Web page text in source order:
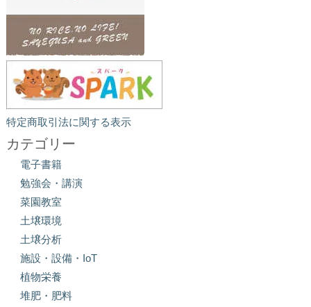
特定商取引法に関する表示
カテゴリー
電子書籍
勉強会・講演
菜園教室
土壌環境
土壌分析
施設・設備・IoT
植物栄養
堆肥・肥料